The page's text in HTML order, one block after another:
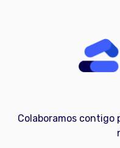
Colaboramos